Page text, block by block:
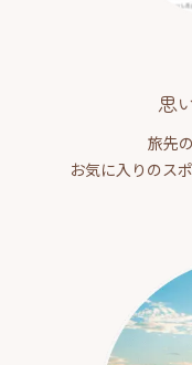
思
旅先
お気に入りのス